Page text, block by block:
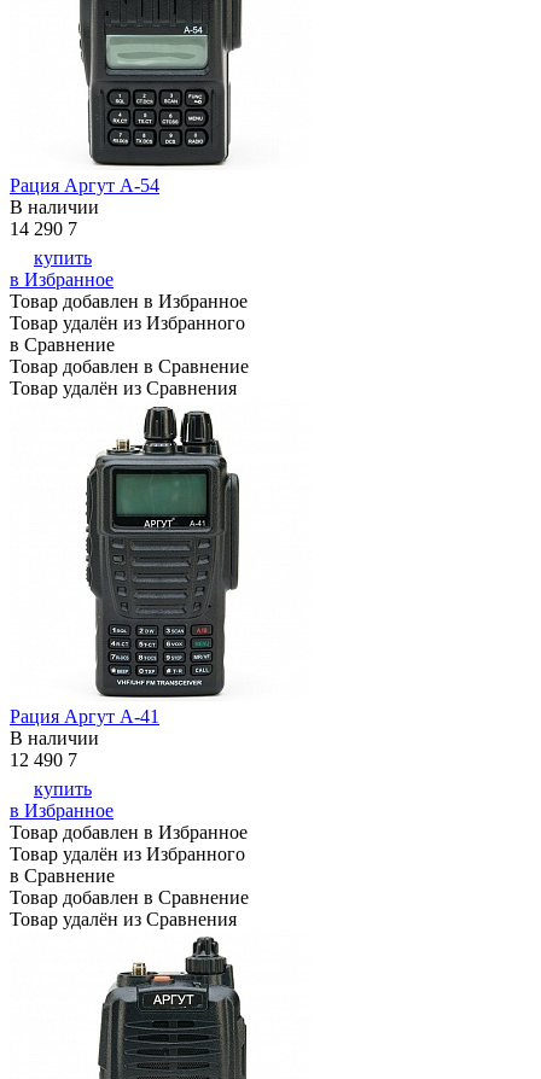
Рация Аргут А-54
В наличии
14 290 7
купить
в Избранное
Товар добавлен в Избранное
Товар удалён из Избранного
в Сравнение
Товар добавлен в Сравнение
Товар удалён из Сравнения
Рация Аргут А-41
В наличии
12 490 7
купить
в Избранное
Товар добавлен в Избранное
Товар удалён из Избранного
в Сравнение
Товар добавлен в Сравнение
Товар удалён из Сравнения